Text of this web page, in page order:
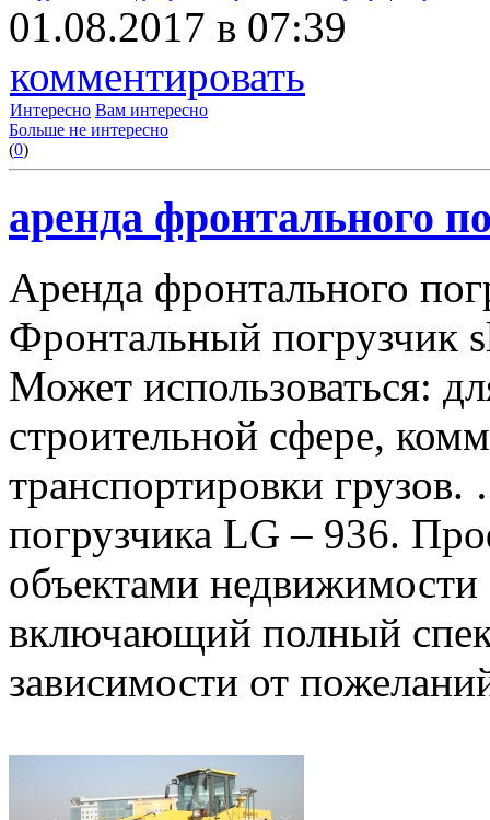
01.08.2017 в 07:39
комментировать
Интересно Вам интересно
Больше не интересно
(0)
аренда фронтального
Аренда фронтального
Фронтальный погрузчик
Может использоваться:
строительной сфере,
транспортировки
погрузчика LG – 936.
объектами
включающий полный
зависимости от